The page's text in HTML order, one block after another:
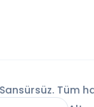
Tüm